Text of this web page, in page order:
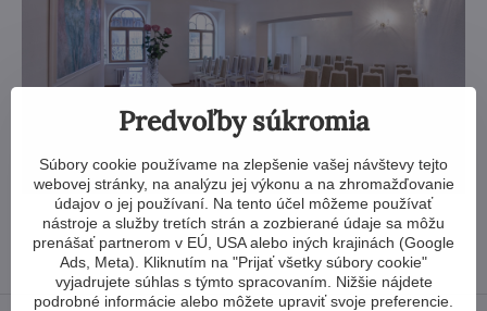
Predvoľby súkromia
Súbory cookie používame na zlepšenie vašej návštevy tejto
webovej stránky, na analýzu jej výkonu a na zhromažďovanie
údajov o jej používaní. Na tento účel môžeme používať
nástroje a služby tretích strán a zozbierané údaje sa môžu
prenášať partnerom v EÚ, USA alebo iných krajinách (Google
Ads, Meta). Kliknutím na "Prijať všetky súbory cookie"
vyjadrujete súhlas s týmto spracovaním. Nižšie nájdete
podrobné informácie alebo môžete upraviť svoje preferencie.